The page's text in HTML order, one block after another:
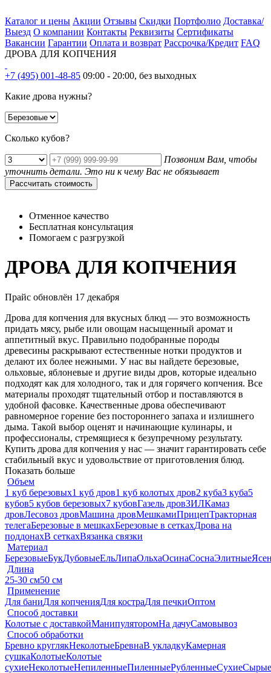
Каталог и цены Акции Отзывы Скидки Портфолио Доставка/
Выезд О компании Контакты Реквизиты Сертификаты
Вакансии Гарантии Оплата и возврат Рассрочка/Кредит FAQ
ДРОВА ДЛЯ КОПЧЕНИЯ
+7 (495) 001-48-85 09:00 - 20:00, без выходных
Какие дрова нужны?
Сколько кубов?
Позвоним Вам, чтобы
уточнить детали. Это ни к чему Вас не обязывает
Рассчитать стоимость
Отменное качество
Бесплатная консультация
Помогаем с разгрузкой
ДРОВА ДЛЯ КОПЧЕНИЯ
Прайс обновлён 17 декабря
Дрова для копчения для вкусных блюд — это возможность
придать мясу, рыбе или овощам насыщенный аромат и
аппетитный вкус. Правильно подобранные породы
древесины раскрывают естественные нотки продуктов и
делают их более нежными. У нас вы найдете березовые,
ольховые, яблоневые и другие виды дров, которые идеально
подходят как для холодного, так и для горячего копчения. Все
материалы проходят тщательный отбор и поставляются в
удобной фасовке. Качественные дрова обеспечивают
равномерное горение без постороннего запаха и излишнего
дыма. Такой выбор оценят и начинающие кулинары, и
профессионалы, стремящиеся к безупречному результату.
Купить дрова для копчения у нас — значит гарантировать себе
стабильный вкус и удовольствие от приготовления блюд.
Показать больше
Объем
1 куб березовых1 куб дров1 куб колотых дров2 куба3 куба5
кубов5 кубов березовых7 кубовГазель дровЗИЛКамаз
дровЛесовоз дровМашина дровМешкамиПрицепТракторная
телегаБерезовые в мешкахБерезовые в сеткахДрова на
поддонахВ сеткахВязанка связки
Материал
БерезовыеБукДубовыеЕльЛипаОльхаОсинаСоснаЭлитные
Длина
25-30 см50 см
Применение
Для баниДля копченияДля костраДля печкиОптом
Способ доставки
Колотые с доставкойМанипуляторомНа дачуСамовывоз
Способ обработки
Бревно круглякНеколотыеБревнаВ укладкуКамерная
сушкаКолотыеКолотые
сухиеНеколотыеНепиленныеПиленныеРубленныеСухиеСырые